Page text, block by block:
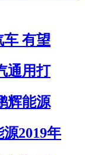
车 有望
通用打
辉能源
2019年